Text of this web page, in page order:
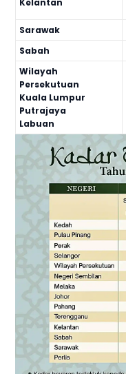
Sarawak
Sabah
Wilayah
Persekutuan
Kuala Lumpur
Putrajaya
Labuan